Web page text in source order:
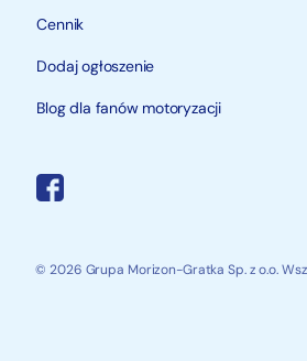
Cennik
Dodaj ogłoszenie
Blog dla fanów motoryzacji
© 2026 Grupa Morizon-Gratka Sp. z o.o.